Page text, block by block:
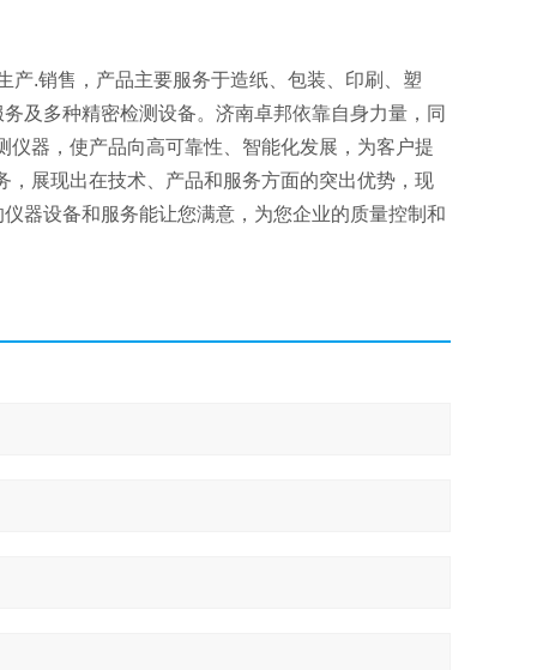
产.销售，产品主要服务于造纸、包装、印刷、塑
及多种精密检测设备。济南卓邦依靠自身力量，同
器，使产品向高可靠性、智能化发展，为客户提
展现出在技术、产品和服务方面的突出优势，现
器设备和服务能让您满意，为您企业的质量控制和